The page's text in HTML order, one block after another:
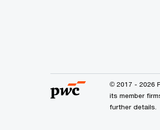
© 2017 - 2026
its member
further details.